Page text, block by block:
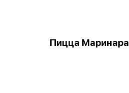
Пицца Маринара